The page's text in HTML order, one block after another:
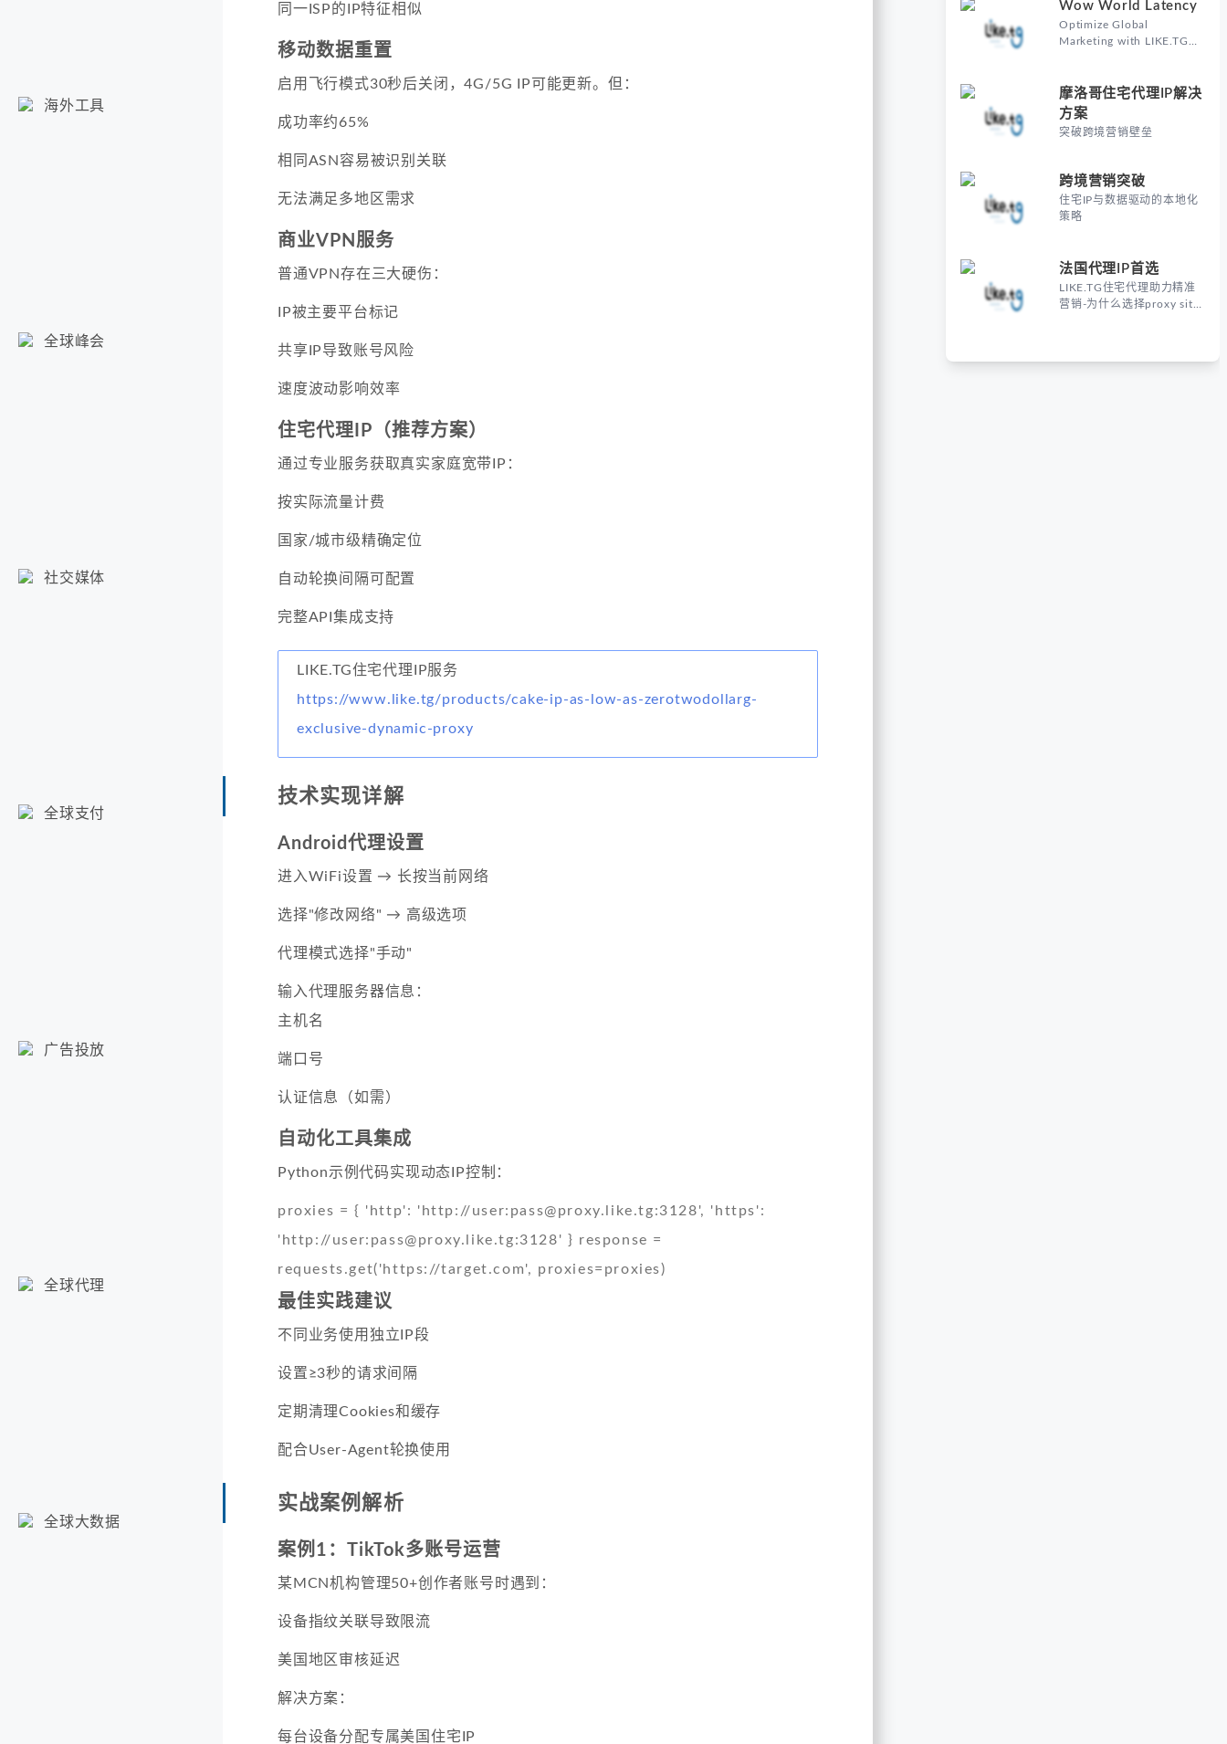
海外工具
全球峰会
社交媒体
全球支付
广告投放
全球代理
全球大数据
同一ISP的IP特征相似
移动数据重置
启用飞行模式30秒后关闭，4G/5G IP可能更新。但：
成功率约65%
相同ASN容易被识别关联
无法满足多地区需求
商业VPN服务
普通VPN存在三大硬伤：
IP被主要平台标记
共享IP导致账号风险
速度波动影响效率
住宅代理IP（推荐方案）
通过专业服务获取真实家庭宽带IP：
按实际流量计费
国家/城市级精确定位
自动轮换间隔可配置
完整API集成支持
LIKE.TG住宅代理IP服务
https://www.like.tg/products/cake-ip-as-low-as-zerotwodollarg-
exclusive-dynamic-proxy
技术实现详解
Android代理设置
进入WiFi设置 → 长按当前网络
选择"修改网络" → 高级选项
代理模式选择"手动"
输入代理服务器信息：
主机名
端口号
认证信息（如需）
自动化工具集成
Python示例代码实现动态IP控制：
proxies = { 'http': 'http://user: pass@proxy.like.tg:3128', 'https':
'http://user: pass@proxy.like.tg:3128' } response =
requests.get('https://target.com', proxies=proxies)
最佳实践建议
不同业务使用独立IP段
设置≥3秒的请求间隔
定期清理Cookies和缓存
配合User-Agent轮换使用
实战案例解析
案例1：TikTok多账号运营
某MCN机构管理50+创作者账号时遇到：
设备指纹关联导致限流
美国地区审核延迟
解决方案：
每台设备分配专属美国住宅IP
值
Wow World Latency
Optimize Global
Marketing with LIKE.TG
Marketing
摩洛哥住宅代理IP解决
方案
突破跨境营销壁垒
跨境营销突破
住宅IP与数据驱动的本地化
策略
法国代理IP首选
LIKE.TG住宅代理助力精准
营销-为什么选择proxy site